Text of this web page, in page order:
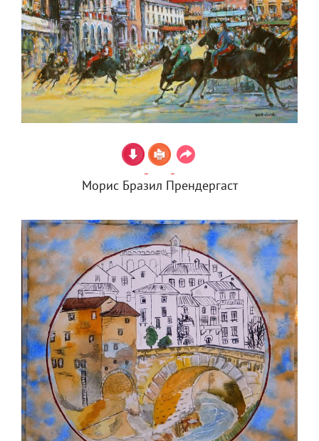
Морис Бразил Прендергаст